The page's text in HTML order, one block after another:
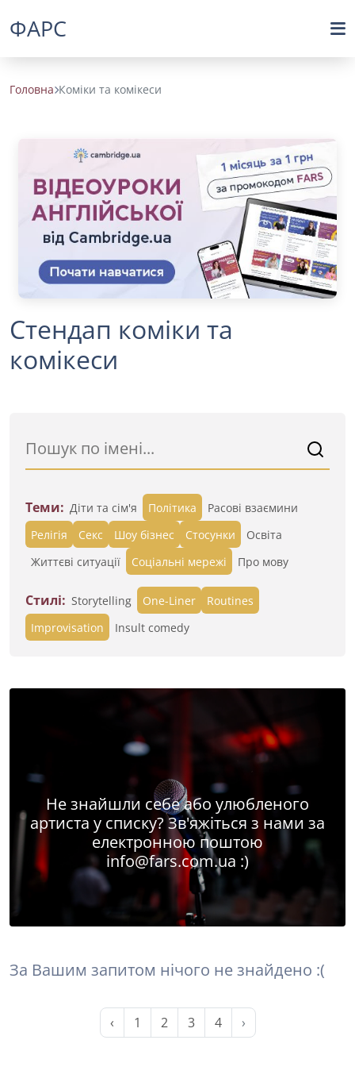
ФАРС
Головна Коміки та комікеси
Стендап коміки та
комікеси
Теми: Діти та сім'я Політика
Расові взаємини
Релігія
Секс Шоу бізнес Стосунки
Освіта
Життєві ситуації
Cоціальні мережі Про мову
Стилі: Storytelling One-Liner
Routines
Improvisation
Insult comedy
Не знайшли себе або улюбленого
артиста у списку? Зв'яжіться з нами за
електронною поштою
info@fars.com.ua :)
За Вашим запитом нічого не знайдено :(
‹ 1 2 3 4 ›